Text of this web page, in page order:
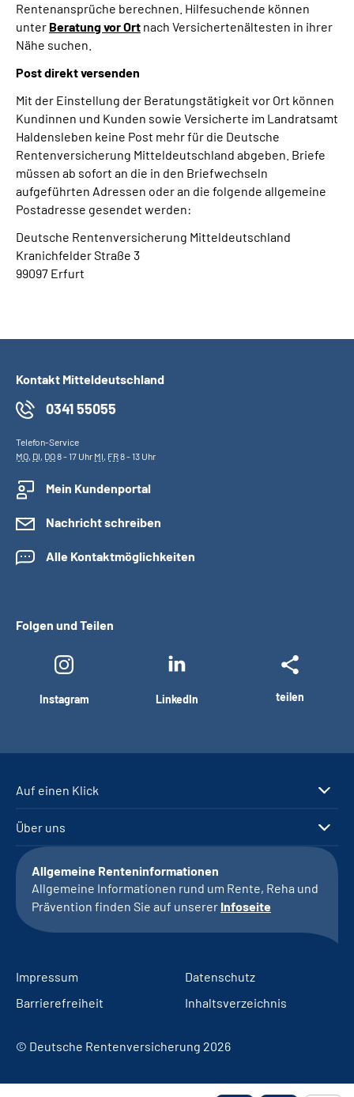
Rentenansprüche berechnen. Hilfesuchende können
unter Beratung vor Ort nach Versichertenältesten in ihrer
Nähe suchen.
Post direkt versenden
Mit der Einstellung der Beratungstätigkeit vor Ort können
Kundinnen und Kunden sowie Versicherte im Landratsamt
Haldensleben keine Post mehr für die Deutsche
Rentenversicherung Mitteldeutschland abgeben. Briefe
müssen ab sofort an die in den Briefwechseln
aufgeführten Adressen oder an die folgende allgemeine
Postadresse gesendet werden:
Deutsche Rentenversicherung Mitteldeutschland
Kranichfelder Straße 3
99097 Erfurt
Kontakt Mitteldeutschland
0341 55055
Telefon-Service
MO, DI, DO8 - 17 Uhr MI, FR8 - 13 Uhr
Mein Kundenportal
Nachricht schreiben
Alle Kontaktmöglichkeiten
Folgen und Teilen
Instagram LinkedIn teilen
Auf einen Klick
Über uns
Allgemeine Renteninformationen
Allgemeine Informationen rund um Rente, Reha und
Prävention finden Sie auf unserer Infoseite
Impressum
Datenschutz
Barrierefreiheit
Inhaltsverzeichnis
© Deutsche Rentenversicherung 2026